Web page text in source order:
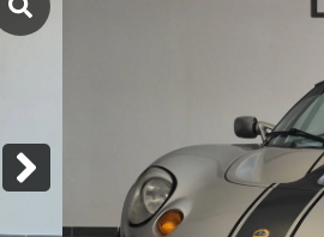
LOTUS
29 900,00€